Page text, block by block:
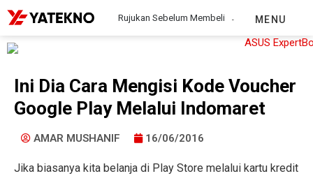
Rujukan Sebelum Membeli MENU
Ini Dia Cara Mengisi Kode Voucher
Google Play Melalui Indomaret
AMAR MUSHANIF 16/06/2016
Jika biasanya kita belanja di Play Store melalui kartu kredit